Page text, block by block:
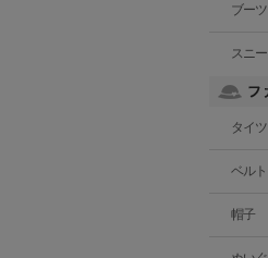
ブーツ
スニ
タイ
ベルト
帽子